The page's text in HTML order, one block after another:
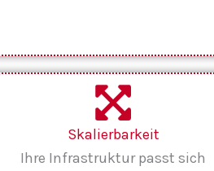
Skalierbarkeit
Ihre Infrastruktur passt sich